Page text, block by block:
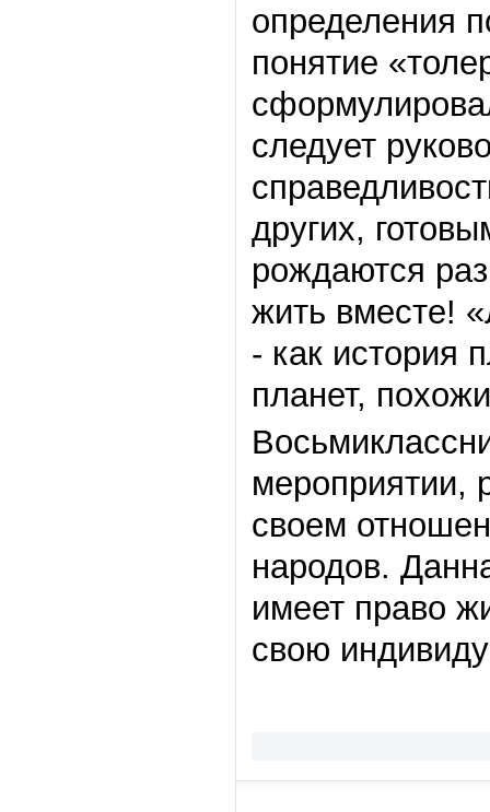
определения
понятие
следует
других,
рождаются
жить вместе!
- как история
планет,
мероприятии,
своем
народов.
имеет право
свою